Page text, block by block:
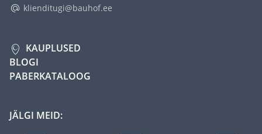
klienditugi@bauhof.ee
KAUPLUSED
BLOGI
PABERKATALOOG
JÄLGI MEID: